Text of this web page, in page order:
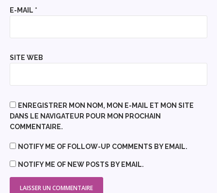
E-MAIL *
SITE WEB
ENREGISTRER MON NOM, MON E-MAIL ET MON SITE
DANS LE NAVIGATEUR POUR MON PROCHAIN
COMMENTAIRE.
NOTIFY ME OF FOLLOW-UP COMMENTS BY EMAIL.
NOTIFY ME OF NEW POSTS BY EMAIL.